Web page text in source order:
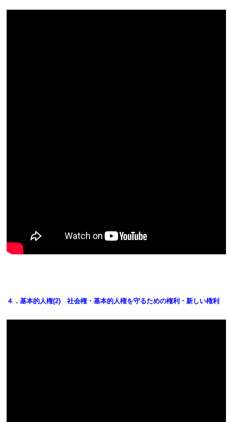
４．基本的人権(2) 社会権・基本的人権を守るための権利・新しい権利